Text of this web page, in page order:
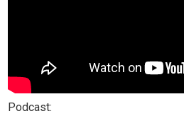
Podcast: